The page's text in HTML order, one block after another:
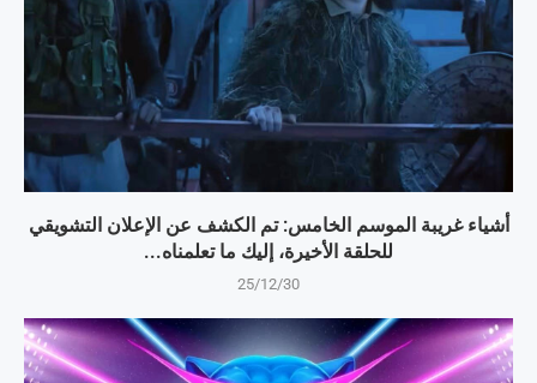
أشياء غريبة الموسم الخامس: تم الكشف عن الإعلان التشويقي
للحلقة الأخيرة، إليك ما تعلمناه...
25/12/30